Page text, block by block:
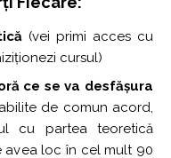
(vei primi acces cu
cursul)
ce se va desfășura
de comun acord,
cu partea teoretică
avea loc în cel mult 90